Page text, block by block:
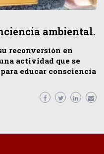
ambiental.
reconversión en
actividad que se
educar consciencia